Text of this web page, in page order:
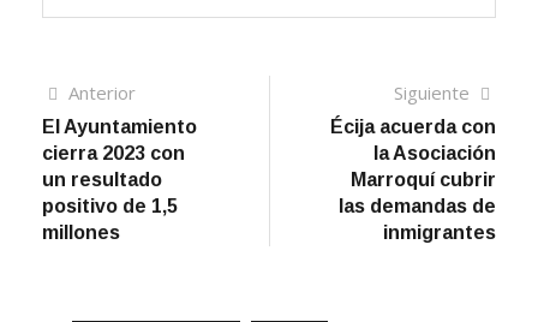
Navegación
de
entradas
AnteriorArtículo
anterior
El Ayuntamiento
cierra 2023 con
un resultado
positivo de 1,5
millones
Siguiente
Écija acuerda con
la Asociación
Marroquí cubrir
las demandas de
inmigrantes